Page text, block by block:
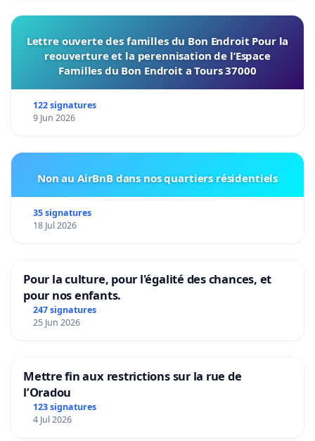
Lettre ouverte des familles du Bon Endroit Pour la
reouverture et la perennisation de l’Espace
Familles du Bon Endroit a Tours 37000
122 signatures
9 Jun 2026
Non au AirBnB dans nos quartiers résidentiels
35 signatures
18 Jul 2026
Pour la culture, pour l'égalité des chances, et
pour nos enfants.
247 signatures
25 Jun 2026
Mettre fin aux restrictions sur la rue de
l’Oradou
123 signatures
4 Jul 2026